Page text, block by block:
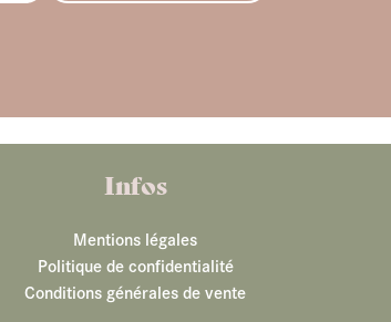
Infos
Mentions légales
Politique de confidentialité
Conditions générales de vente